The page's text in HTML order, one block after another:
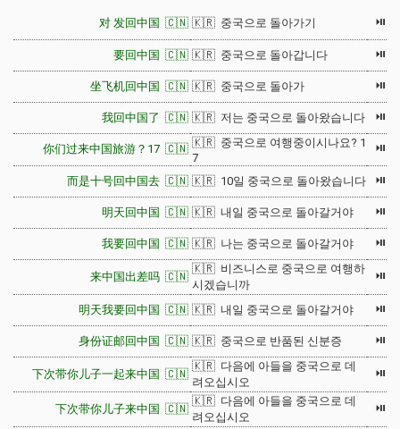
对 发回中国 🇨🇳 🇰🇷 중국으로 돌아가기 ⏯
要回中国 🇨🇳 🇰🇷 중국으로 돌아갑니다 ⏯
坐飞机回中国 🇨🇳 🇰🇷 중국으로 돌아가 ⏯
我回中国了 🇨🇳 🇰🇷 저는 중국으로 돌아왔습니다 ⏯
你们过来中国旅游？17 🇨🇳 🇰🇷 중국으로 여행중이시나요? 1
7
⏯
而是十号回中国去 🇨🇳 🇰🇷 10일 중국으로 돌아왔습니다 ⏯
明天回中国 🇨🇳 🇰🇷 내일 중국으로 돌아갈거야 ⏯
我要回中国 🇨🇳 🇰🇷 나는 중국으로 돌아갈거야 ⏯
来中国出差吗 🇨🇳
🇰🇷 비즈니스로 중국으로 여행하
시겠습니까
⏯
明天我要回中国 🇨🇳 🇰🇷 내일 중국으로 돌아갈거야 ⏯
身份证邮回中国 🇨🇳 🇰🇷 중국으로 반품된 신분증 ⏯
下次带你儿子一起来中国 🇨🇳
🇰🇷 다음에 아들을 중국으로 데
려오십시오
⏯
下次带你儿子来中国 🇨🇳
🇰🇷 다음에 아들을 중국으로 데
려오십시오
⏯